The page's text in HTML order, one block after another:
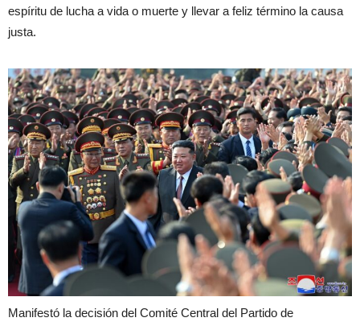
espíritu de lucha a vida o muerte y llevar a feliz término la causa
justa.
Manifestó la decisión del Comité Central del Partido de